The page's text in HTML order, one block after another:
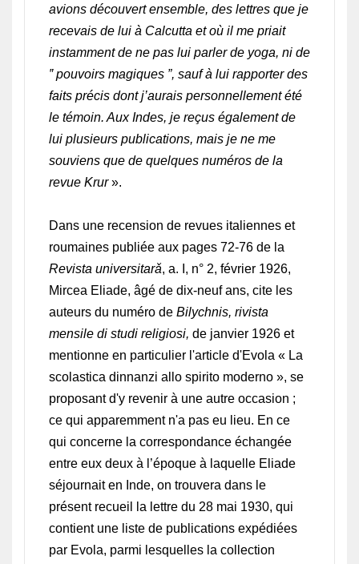
avions découvert ensemble, des lettres que je
recevais de lui à Calcutta et où il me priait
instamment de ne pas lui parler de yoga, ni de
‟ pouvoirs magiques ”, sauf à lui rapporter des
faits précis dont j’aurais personnellement été
le témoin. Aux Indes, je reçus également de
lui plusieurs publications, mais je ne me
souviens que de quelques numéros de la
revue Krur».
Dans une recension de revues italiennes et
roumaines publiée aux pages 72-76 de la
Revista universitarǎ, a. I, n° 2, février 1926,
Mircea Eliade, âgé de dix-neuf ans, cite les
auteurs du numéro de Bilychnis, rivista
mensile di studi religiosi, de janvier 1926 et
mentionne en particulier l'article d'Evola « La
scolastica dinnanzi allo spirito moderno », se
proposant d'y revenir à une autre occasion ;
ce qui apparemment n'a pas eu lieu. En ce
qui concerne la correspondance échangée
entre eux deux à l’époque à laquelle Eliade
séjournait en Inde, on trouvera dans le
présent recueil la lettre du 28 mai 1930, qui
contient une liste de publications expédiées
par Evola, parmi lesquelles la collection